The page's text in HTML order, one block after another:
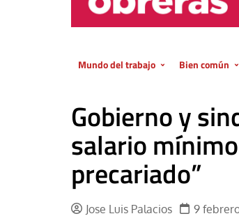
Mundo del trabajo
El trabajo es para la vida
GlobalizAcción
INFOR. Boletín informativo del
MMTC
Laboral
Bien común
Economía
Gobierno y
salario
precariado”
Jose Luis Palacios 9